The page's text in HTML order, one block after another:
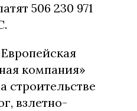
506 230 971
компания»
строительстве
взлетно-